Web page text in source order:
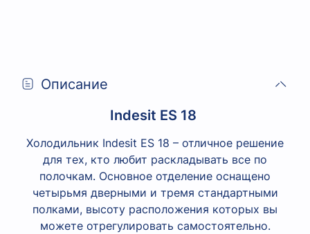
Описание
Indesit ES 18
Холодильник Indesit ES 18 – отличное решение
для тех, кто любит раскладывать все по
полочкам. Основное отделение оснащено
четырьмя дверными и тремя стандартными
полками, высоту расположения которых вы
можете отрегулировать самостоятельно.